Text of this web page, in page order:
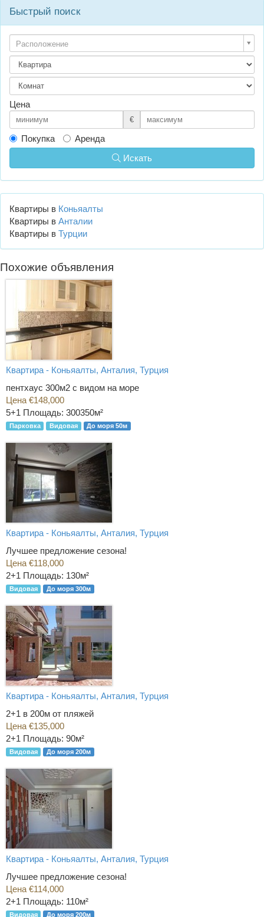
Быстрый поиск
Расположение
Цена
€
Покупка
Аренда
Искать
Квартиры в Коньяалты
Квартиры в Анталии
Квартиры в Турции
Похожие объявления
Квартира - Коньяалты, Анталия, Турция
пентхаус 300м2 с видом на море
Цена €148,000
5+1 Площадь: 300350м²
Парковка Видовая До моря 50м
Квартира - Коньяалты, Анталия, Турция
Лучшее предложение сезона!
Цена €118,000
2+1 Площадь: 130м²
Видовая До моря 300м
Квартира - Коньяалты, Анталия, Турция
2+1 в 200м от пляжей
Цена €135,000
2+1 Площадь: 90м²
Видовая До моря 200м
Квартира - Коньяалты, Анталия, Турция
Лучшее предложение сезона!
Цена €114,000
2+1 Площадь: 110м²
Видовая До моря 200м